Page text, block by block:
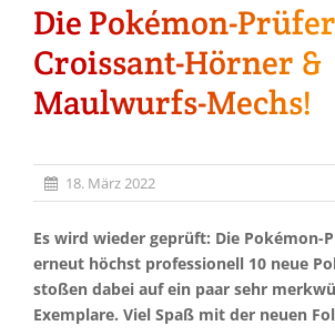
Unterstützt Hooked!
Exklusiv für Supporter*innen
Die Pokémon-
Croissant-Hörner &
Maulwurfs-Mechs!
18. März 2022
Es wird wieder geprüft: Die Pokémon-
erneut höchst professionell 10 neue
stoßen dabei auf ein paar sehr
Exemplare. Viel Spaß mit der neuen